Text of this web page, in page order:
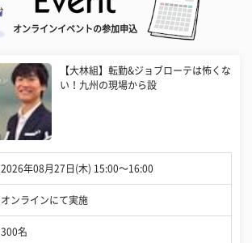
オンラインイベントの参加申込
【大林組】転勤&ジョブローテは怖くな
い！九州の現場から設
2026年08月27日(木) 15:00〜16:00
オンラインにて実施
300名